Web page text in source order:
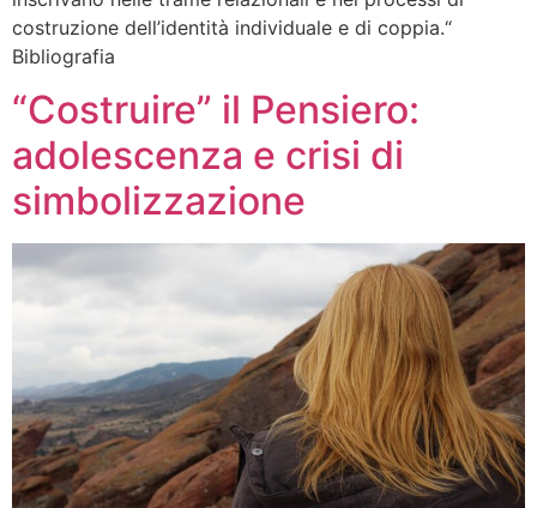
costruzione dell’identità individuale e di coppia.“
Bibliografia
“Costruire” il Pensiero:
adolescenza e crisi di
simbolizzazione